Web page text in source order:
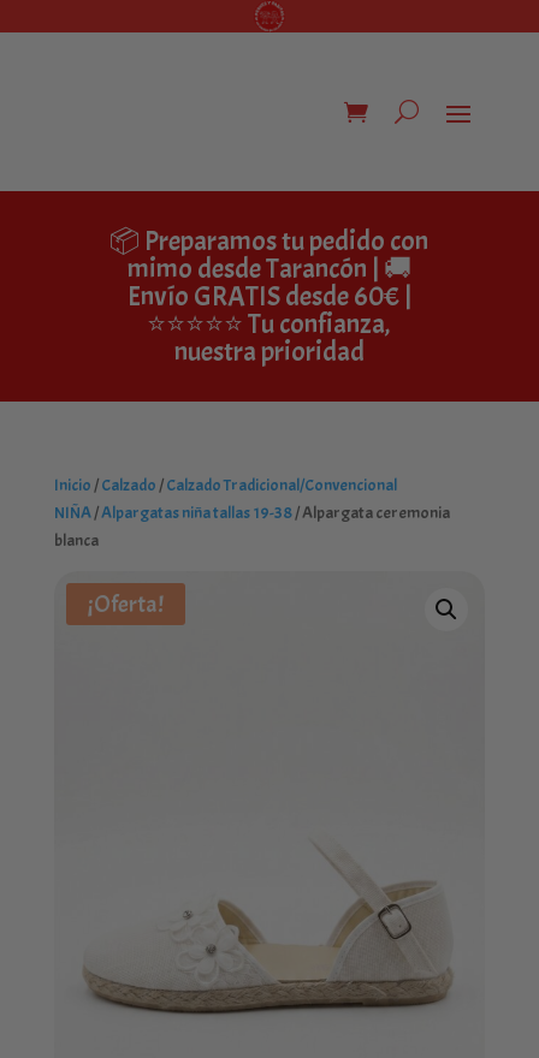
📦 Preparamos tu pedido con
mimo desde Tarancón | 🚚
Envío GRATIS desde 60€ |
⭐⭐⭐⭐⭐ Tu confianza,
nuestra prioridad
Inicio /Calzado /Calzado Tradicional/Convencional
NIÑA/Alpargatas niña tallas 19-38/ Alpargata ceremonia
blanca
¡Oferta!